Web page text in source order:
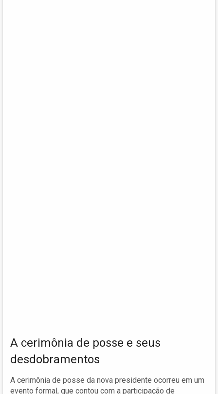
A cerimônia de posse e seus
desdobramentos
A cerimônia de posse da nova presidente ocorreu em um
evento formal, que contou com a participação de